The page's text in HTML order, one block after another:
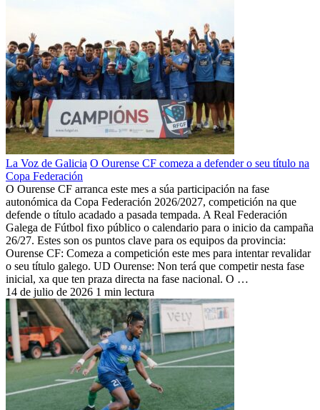
La Voz de Galicia O Ourense CF comeza a defender o seu título na
Copa Federación
O Ourense CF arranca este mes a súa participación na fase
autonómica da Copa Federación 2026/2027, competición na que
defende o título acadado a pasada tempada. A Real Federación
Galega de Fútbol fixo público o calendario para o inicio da campaña
26/27. Estes son os puntos clave para os equipos da provincia:
Ourense CF: Comeza a competición este mes para intentar revalidar
o seu título galego. UD Ourense: Non terá que competir nesta fase
inicial, xa que ten praza directa na fase nacional. O …
14 de julio de 2026 1 min lectura